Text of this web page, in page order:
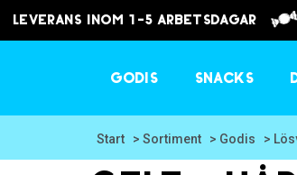
Leverans inom 1-5 arbetsdagar
Godis Snacks
Start > Sortiment > Godis >